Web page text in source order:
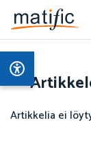
Artikkelia ei